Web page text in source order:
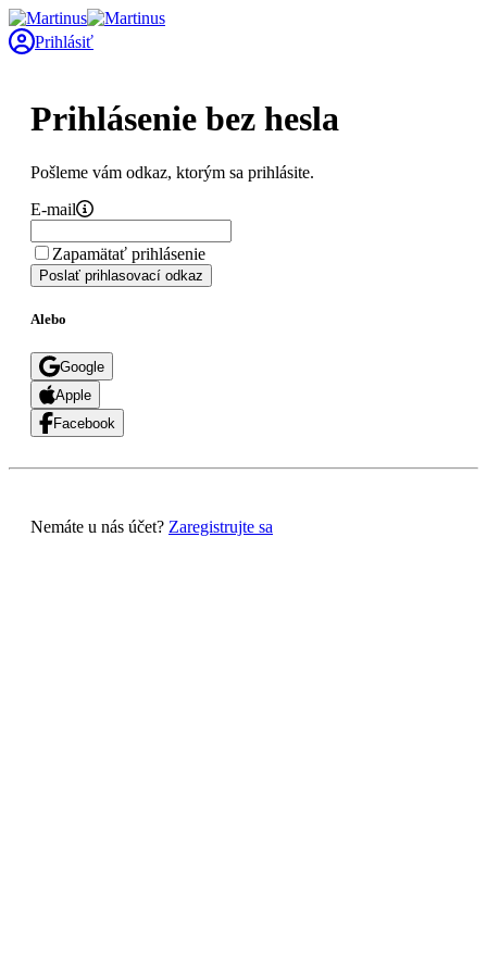
Prihlásiť
Prihlásenie bez hesla
Pošleme vám odkaz, ktorým sa prihlásite.
E-mail
Zapamätať prihlásenie
Poslať prihlasovací odkaz
Alebo
Google
Apple
Facebook
Nemáte u nás účet? Zaregistrujte sa